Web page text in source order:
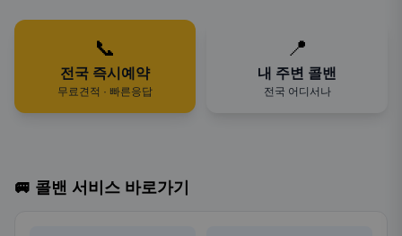
📞
전국 즉시예약
무료견적 · 빠른응답
📍
내 주변 콜밴
전국 어디서나
🚐 콜밴 서비스 바로가기